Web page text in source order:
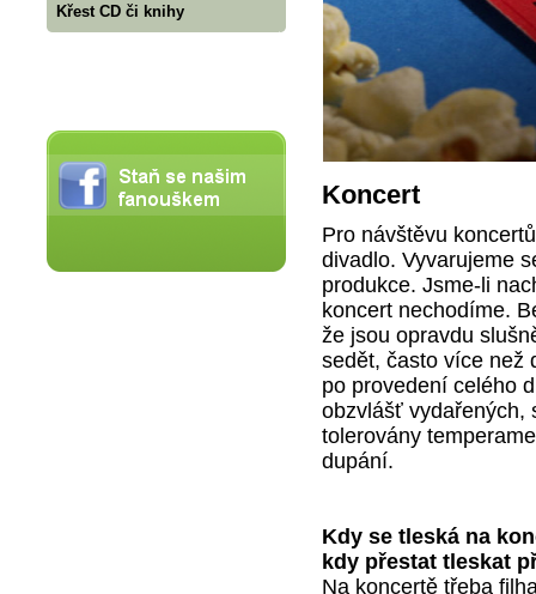
Křest CD či knihy
Koncert
Pro návštěvu
divadlo. Vyvarujeme
produkce. Jsme-li
koncert nechodíme.
že jsou opravdu
sedět, často více než
po provedení celého
obzvlášť vydařených,
tolerovány
dupání.
Kdy se tleská na
kdy přestat tleskat
Na koncertě třeba